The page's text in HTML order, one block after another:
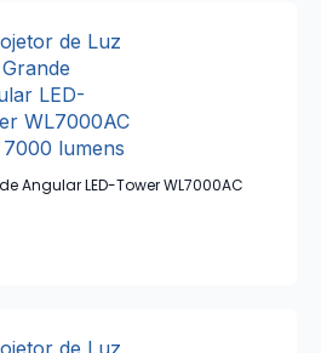
Angular LED-Tower WL7000AC